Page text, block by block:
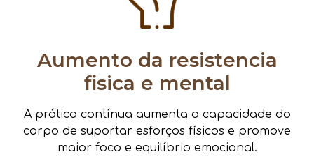
Aumento da resistencia
fisica e mental
A prática contínua aumenta a capacidade do
corpo de suportar esforços físicos e promove
maior foco e equilíbrio emocional.